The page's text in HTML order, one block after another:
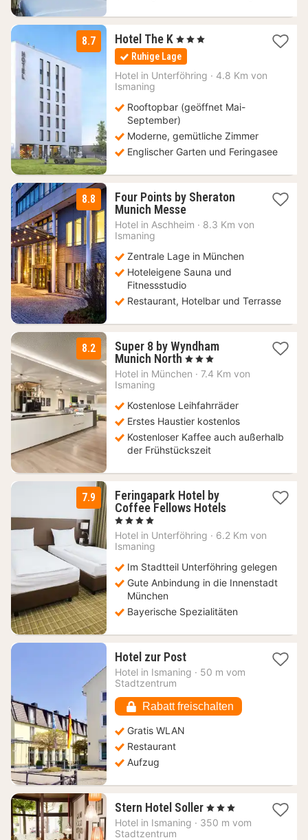
8.7 Hotel The K 1
Nacht
ab
149
, 3 Sterne
Ruhige Lage
Hotel in Unterföhring · 4.8 Km von
Ismaning
Rooftopbar (geöffnet Mai-
September)
Moderne, gemütliche Zimmer
Englischer Garten und Feringasee
8.8
Four Points by Sheraton
Munich Messe2
Nächte
€
Hotel in Aschheim · 8.3 Km von
Ismaning
Zentrale Lage in München
Hoteleigene Sauna und
Fitnessstudio
Restaurant, Hotelbar und Terrasse
8.2
Super 8 by Wyndham
Munich North 1
Nacht
€
, 3 Sterne
Hotel in München · 7.4 Km von
Ismaning
Kostenlose Leihfahrräder
Erstes Haustier kostenlos
Kostenloser Kaffee auch außerhalb
der Frühstückszeit
7.9
Feringapark Hotel by
Coffee Fellows Hotels2
ab
, 4 Sterne
Hotel in Unterföhring · 6.2 Km von
Ismaning
Im Stadtteil Unterföhring gelegen
Gute Anbindung in die Innenstadt
München
Bayerische Spezialitäten
Hotel zur Post1
Nacht
ab
€
Hotel in Ismaning · 50 m vom
Stadtzentrum
Rabatt freischalten
Gratis WLAN
Restaurant
Aufzug
Stern Hotel Soller 1
Nacht
, 3 Sterne
Hotel in Ismaning · 350 m vom
Stadtzentrum